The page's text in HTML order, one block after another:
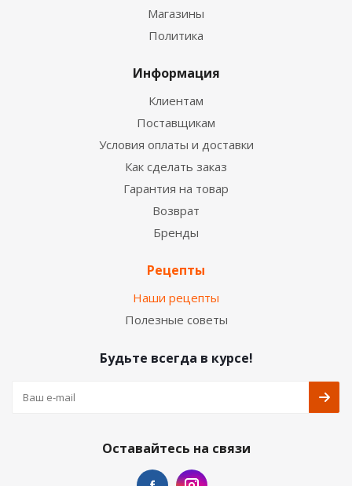
Магазины
Политика
Информация
Клиентам
Поставщикам
Условия оплаты и доставки
Как сделать заказ
Гарантия на товар
Возврат
Бренды
Рецепты
Наши рецепты
Полезные советы
Будьте всегда в курсе!
Оставайтесь на связи